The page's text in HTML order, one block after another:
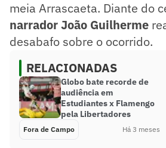
meia Arrascaeta. Diante do
narrador João Guilherme
desabafo sobre o ocorrido.
RELACIONADAS
Globo bate recorde de
audiência em
Estudiantes x Flamengo
pela Libertadores
Fora de Campo Há 3 meses